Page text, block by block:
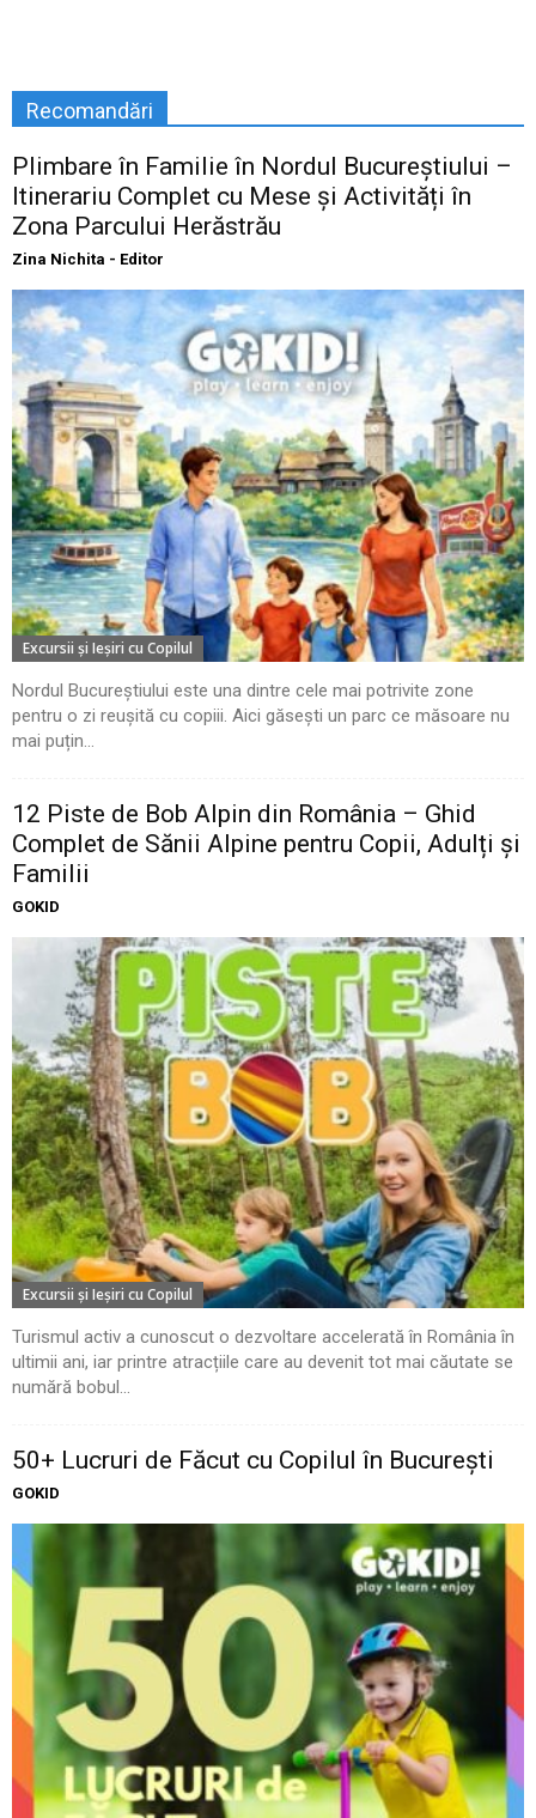
Recomandări
Plimbare în Familie în Nordul Bucureștiului –
Itinerariu Complet cu Mese și Activități în
Zona Parcului Herăstrău
Zina Nichita - Editor
Excursii şi Ieşiri cu Copilul
Nordul Bucureștiului este una dintre cele mai potrivite zone
pentru o zi reușită cu copiii. Aici găsești un parc ce măsoare nu
mai puțin...
12 Piste de Bob Alpin din România – Ghid
Complet de Sănii Alpine pentru Copii, Adulți și
Familii
GOKID
Excursii şi Ieşiri cu Copilul
Turismul activ a cunoscut o dezvoltare accelerată în România în
ultimii ani, iar printre atracțiile care au devenit tot mai căutate se
numără bobul...
50+ Lucruri de Făcut cu Copilul în București
GOKID